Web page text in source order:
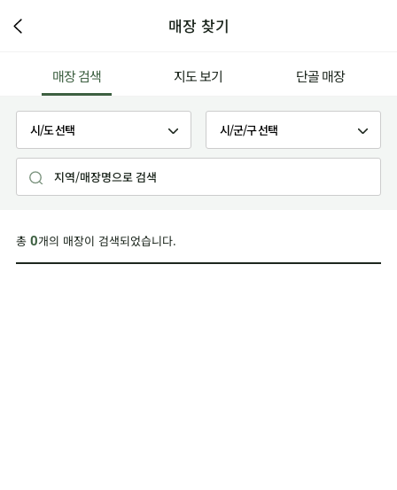
매장 찾기
매장 검색 지도 보기 단골 매장
총 0개의 매장이 검색되었습니다.